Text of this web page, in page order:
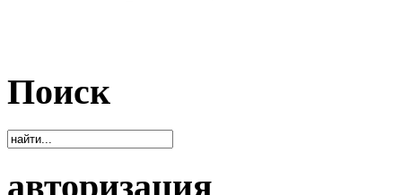
Поиск
авторизация